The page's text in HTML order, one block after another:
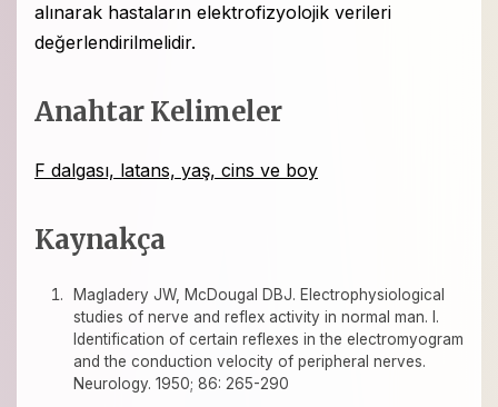
alınarak hastaların elektrofizyolojik verileri
değerlendirilmelidir.
Anahtar Kelimeler
F dalgası, latans, yaş, cins ve boy
Kaynakça
Magladery JW, McDougal DBJ. Electrophysiological
studies of nerve and reflex activity in normal man. I.
Identification of certain reflexes in the electromyogram
and the conduction velocity of peripheral nerves.
Neurology. 1950; 86: 265-290